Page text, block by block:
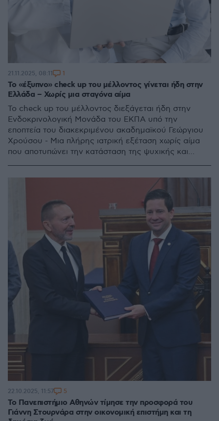
Το «έξυπνο» check up του μέλλοντος γίνεται ήδη στην
Ελλάδα – Χωρίς μια σταγόνα αίμα
Το check up του μέλλοντος διεξάγεται ήδη στην
Ενδοκρινολογική Μονάδα του ΕΚΠΑ υπό την
εποπτεία του διακεκριμένου ακαδημαϊκού Γεώργιου
Χρούσου - Μια πλήρης ιατρική εξέταση χωρίς αίμα
που αποτυπώνει την κατάσταση της ψυχικής και
21.11.2025, 08:11 1
Το Πανεπιστήμιο Αθηνών τίμησε την προσφορά του
Γιάννη Στουρνάρα στην οικονομική επιστήμη και τη
22.10.2025, 11:57 5